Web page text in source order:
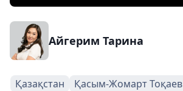
Айгерим Тарина
Қазақстан Қасым-Жомарт Тоқаев